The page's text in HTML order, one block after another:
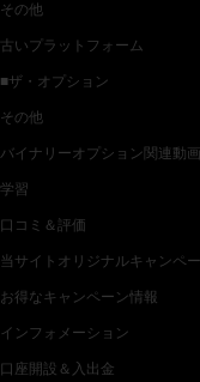
その他
古いプラットフォーム
■ザ・オプション
その他
バイナリーオプション関連動画
学習
口コミ＆評価
当サイトオリジナルキャンペ
お得なキャンペーン情報
インフォメーション
口座開設＆入出金